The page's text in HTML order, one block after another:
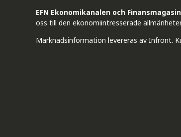
EFN Ekonomikanalen och
oss till den ekonomiintresserade
Marknadsinformation levereras av Infront.